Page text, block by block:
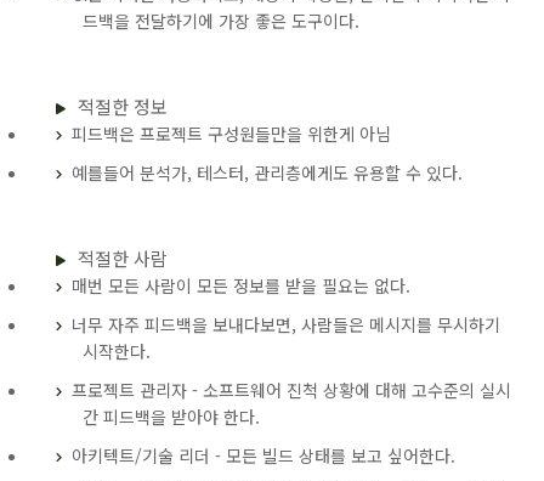
드백을 전달하기에 가장 좋은 도구이다.
적절한 정보
피드백은 프로젝트 구성원들만을 위한게 아님
예를들어 분석가, 테스터, 관리층에게도 유용할 수 있다.
적절한 사람
매번 모든 사람이 모든 정보를 받을 필요는 없다.
너무 자주 피드백을 보내다보면, 사람들은 메시지를 무시하기
시작한다.
프로젝트 관리자 - 소프트웨어 진척 상황에 대해 고수준의 실시
간 피드백을 받아야 한다.
아키텍트/기술 리더 - 모든 빌드 상태를 보고 싶어한다.